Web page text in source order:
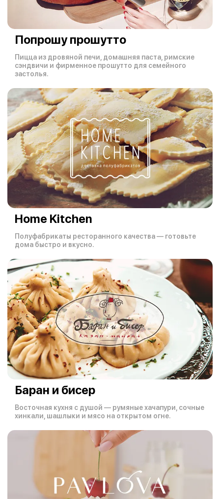
Попрошу прошутто
Пицца из дровяной печи, домашняя паста, римские
сэндвичи и фирменное прошутто для семейного
застолья.
Home Kitchen
Полуфабрикаты ресторанного качества — готовьте
дома быстро и вкусно.
Баран и бисер
Восточная кухня с душой — румяные хачапури, сочные
хинкали, шашлыки и мясо на открытом огне.